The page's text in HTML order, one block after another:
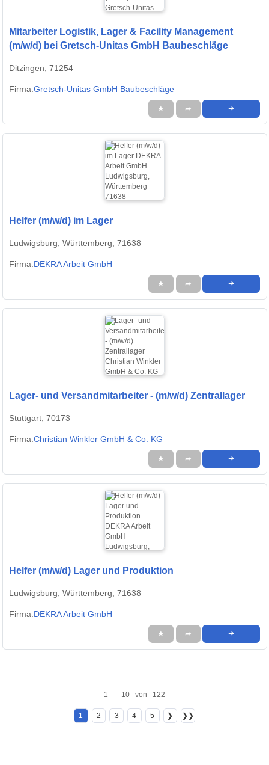
Mitarbeiter Logistik, Lager & Facility Management
(m/w/d) bei Gretsch-Unitas GmbH Baubeschläge
Ditzingen, 71254
Firma:Gretsch-Unitas GmbH Baubeschläge
★ ➦ ➜
Helfer (m/w/d) im Lager
Ludwigsburg, Württemberg, 71638
Firma:DEKRA Arbeit GmbH
★ ➦ ➜
Lager- und Versandmitarbeiter - (m/w/d) Zentrallager
Stuttgart, 70173
Firma:Christian Winkler GmbH & Co. KG
★ ➦ ➜
Helfer (m/w/d) Lager und Produktion
Ludwigsburg, Württemberg, 71638
Firma:DEKRA Arbeit GmbH
★ ➦ ➜
1 - 10 von 122
1 2 3 4 5 ❯ ❯❯